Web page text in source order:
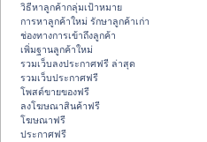
วิธีหาลูกค้ากลุ่มเป้าหมาย
การหาลูกค้าใหม่ รักษาลูกค้าเก่า
ช่องทางการเข้าถึงลูกค้า
เพิ่มฐานลูกค้าใหม่
รวมเว็บลงประกาศฟรี ล่าสุด
รวมเว็บประกาศฟรี
โพสต์ขายของฟรี
ลงโฆษณาสินค้าฟรี
โฆษณาฟรี
ประกาศฟรี